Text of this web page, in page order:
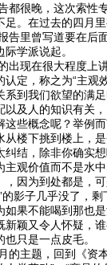
晚，这次索性专
足。在过去的四月
曾写道要在后面
学派说起。
在很大程度上讲
认定，称之为“主观
系到我们欲望的满
以及人的知识有关
这些概念呢？举例
从楼下挑到楼上，
纠结，除非你确实
主观价值而不是水
，因为到处都是，
的影子几乎没了，
如果不能喝到那也
新颖又令人怀疑，
只是一点皮毛。
题，回到《资本